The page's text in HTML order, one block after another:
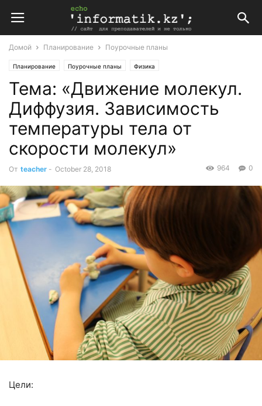
Домой Планирование Поурочные планы
Планирование Поурочные планы Физика
Поурочные планы по физике 7 класс
Тема: «Движение молекул.
Диффузия. Зависимость
температуры тела от
скорости молекул»
От teacher - October 28, 2018 0
964
Цели: